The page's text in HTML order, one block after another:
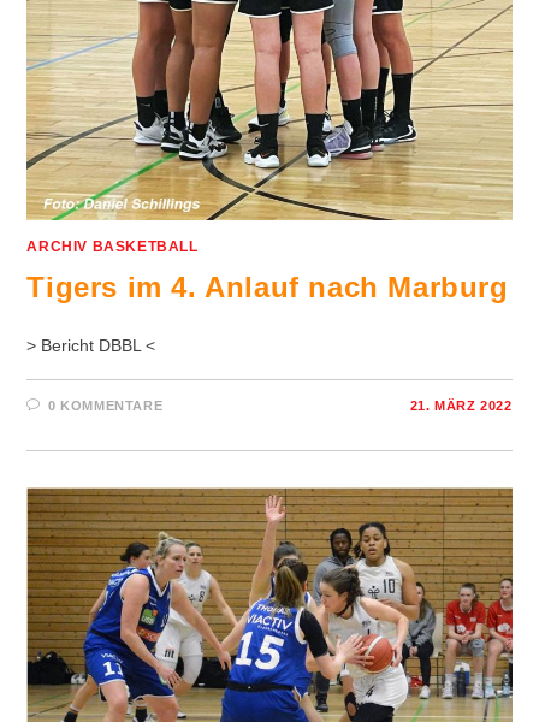
ARCHIV BASKETBALL
Tigers im 4. Anlauf nach Marburg
> Bericht DBBL <
0 KOMMENTARE 21. MÄRZ 2022